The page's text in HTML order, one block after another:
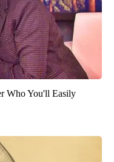
Who You'll Easily